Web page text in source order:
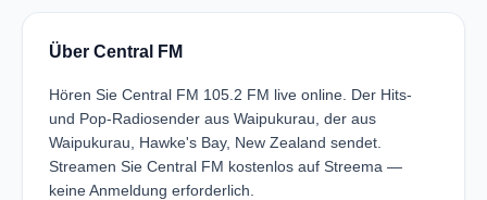
Über Central FM
Hören Sie Central FM 105.2 FM live online. Der Hits-
und Pop-Radiosender aus Waipukurau, der aus
Waipukurau, Hawke's Bay, New Zealand sendet.
Streamen Sie Central FM kostenlos auf Streema —
keine Anmeldung erforderlich.